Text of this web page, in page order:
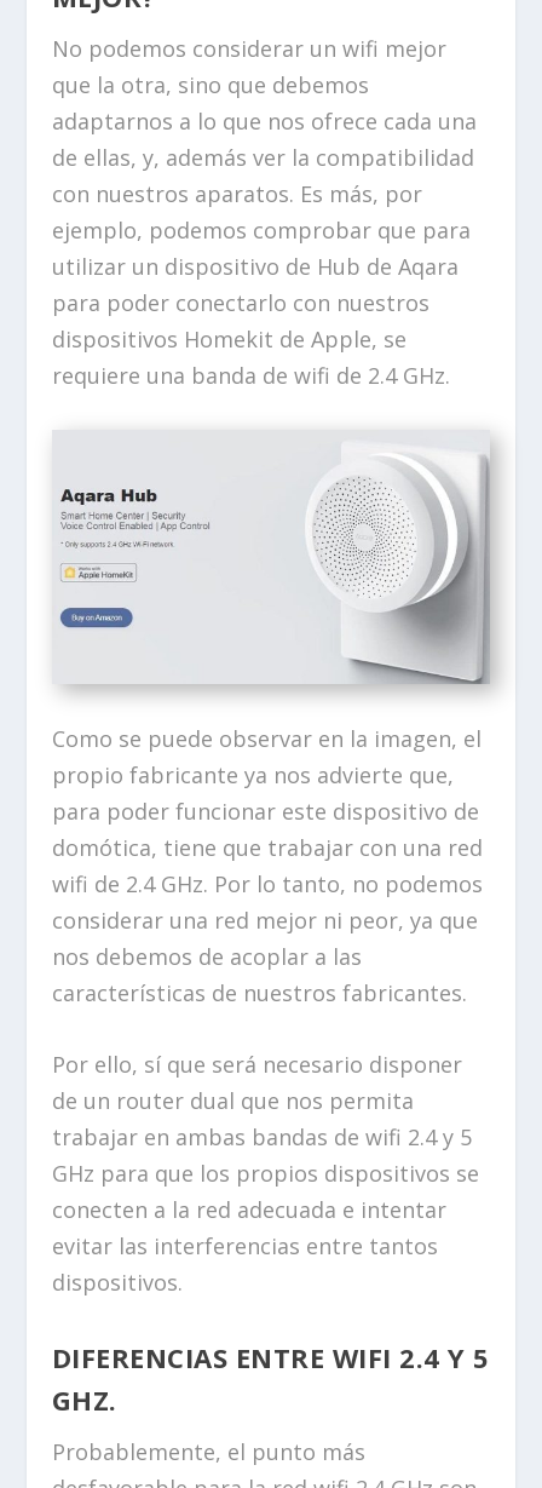
No podemos considerar un wifi mejor
que la otra, sino que debemos
adaptarnos a lo que nos ofrece cada una
de ellas, y, además ver la compatibilidad
con nuestros aparatos. Es más, por
ejemplo, podemos comprobar que para
utilizar un dispositivo de Hub de Aqara
para poder conectarlo con nuestros
dispositivos Homekit de Apple, se
requiere una banda de wifi de 2.4 GHz.
Como se puede observar en la imagen, el
propio fabricante ya nos advierte que,
para poder funcionar este dispositivo de
domótica, tiene que trabajar con una red
wifi de 2.4 GHz. Por lo tanto, no podemos
considerar una red mejor ni peor, ya que
nos debemos de acoplar a las
características de nuestros fabricantes.
Por ello, sí que será necesario disponer
de un router dual que nos permita
trabajar en ambas bandas de wifi 2.4 y 5
GHz para que los propios dispositivos se
conecten a la red adecuada e intentar
evitar las interferencias entre tantos
dispositivos.
DIFERENCIAS ENTRE WIFI 2.4 Y 5
GHZ.
Probablemente, el punto más